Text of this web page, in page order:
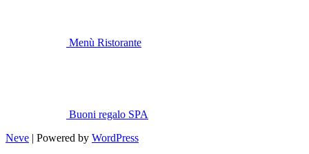
Menù Ristorante
Buoni regalo SPA
Neve | Powered by WordPress